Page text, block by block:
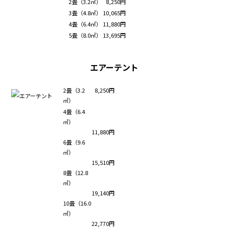
3畳（4.8㎡）
10,065円
4畳（6.4㎡）
11,880円
5畳（8.0㎡）
13,695円
エアーテント
2畳（3.2
㎡）
8,250円
4畳（6.4
㎡）
11,880円
6畳（9.6
㎡）
15,510円
8畳（12.8
㎡）
19,140円
10畳（16.0
㎡）
22,770円